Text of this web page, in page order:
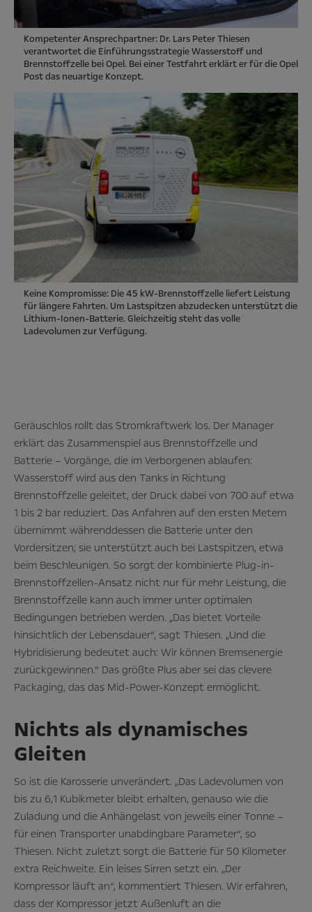
Kompetenter Ansprechpartner: Dr. Lars Peter Thiesen
verantwortet die Einführungsstrategie Wasserstoff und
Brennstoffzelle bei Opel. Bei einer Testfahrt erklärt er für die Opel
Post das neuartige Konzept.
Keine Kompromisse: Die 45 kW-Brennstoffzelle liefert Leistung
für längere Fahrten. Um Lastspitzen abzudecken unterstützt die
Lithium-Ionen-Batterie. Gleichzeitig steht das volle
Ladevolumen zur Verfügung.
Geräuschlos rollt das Stromkraftwerk los. Der Manager
erklärt das Zusammenspiel aus Brennstoffzelle und
Batterie – Vorgänge, die im Verborgenen ablaufen:
Wasserstoff wird aus den Tanks in Richtung
Brennstoffzelle geleitet, der Druck dabei von 700 auf etwa
1 bis 2 bar reduziert. Das Anfahren auf den ersten Metern
übernimmt währenddessen die Batterie unter den
Vordersitzen; sie unterstützt auch bei Lastspitzen, etwa
beim Beschleunigen. So sorgt der kombinierte Plug-in-
Brennstoffzellen-Ansatz nicht nur für mehr Leistung, die
Brennstoffzelle kann auch immer unter optimalen
Bedingungen betrieben werden. „Das bietet Vorteile
hinsichtlich der Lebensdauer“, sagt Thiesen. „Und die
Hybridisierung bedeutet auch: Wir können Bremsenergie
zurückgewinnen.“ Das größte Plus aber sei das clevere
Packaging, das das Mid-Power-Konzept ermöglicht.
Nichts als dynamisches
Gleiten
So ist die Karosserie unverändert. „Das Ladevolumen von
bis zu 6,1 Kubikmeter bleibt erhalten, genauso wie die
Zuladung und die Anhängelast von jeweils einer Tonne –
für einen Transporter unabdingbare Parameter“, so
Thiesen. Nicht zuletzt sorgt die Batterie für 50 Kilometer
extra Reichweite. Ein leises Sirren setzt ein. „Der
Kompressor läuft an“, kommentiert Thiesen. Wir erfahren,
dass der Kompressor jetzt Außenluft an die